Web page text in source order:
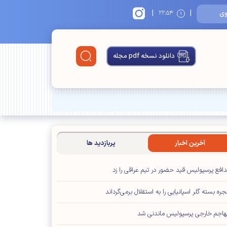
| ۲۲:۵۴ |
دانلود نسخه pdf مجله
آخرین اخبار پربازدید ها
پرسپولیس قید حضور در تیم عراقی را زد
بسته گلر اسپانیایی را به استقلال برمی‌گرداند
خارجی پرسپولیس ماندنی شد